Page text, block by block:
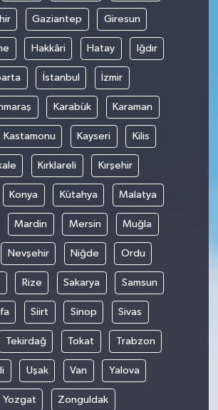
Gaziantep Giresun
Hakkâri Hatay Iğdır
İstanbul İzmir
Karabük Karaman
Kastamonu Kayseri Kilis
Kırklareli Kırşehir
Konya Kütahya Malatya
Mardin Mersin Muğla
Nevşehir Niğde Ordu
Rize Sakarya Samsun
Siirt Sinop Sivas
Tekirdağ Tokat Trabzon
Uşak Van Yalova
Yozgat Zonguldak